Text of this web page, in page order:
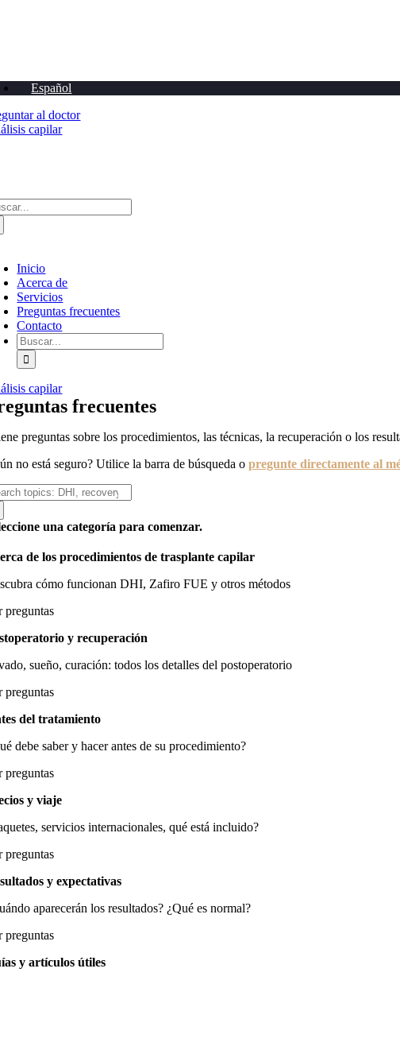
Español
al doctor
capilar
Inicio
Acerca de
Servicios
Preguntas frecuentes
Contacto
Buscar:
capilar
frecuentes
preguntas sobre los procedimientos, las técnicas, la recuperación o los
no está seguro? Utilice la barra de búsqueda opregunte directamente al
una categoría para comenzar.
de los procedimientos de trasplante capilar
cómo funcionan DHI, Zafiro FUE y otros métodos
preguntas
y recuperación
sueño, curación: todos los detalles del postoperatorio
preguntas
del tratamiento
debe saber y hacer antes de su procedimiento?
preguntas
y viaje
servicios internacionales, qué está incluido?
preguntas
y expectativas
aparecerán los resultados? ¿Qué es normal?
preguntas
y artículos útiles